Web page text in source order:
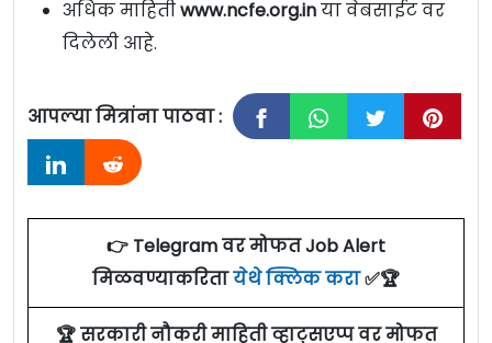
अधिक माहितीwww.ncfe.org.inया वेबसाईट वर
दिलेली आहे.
आपल्या मित्रांना पाठवा :
👉 Telegram वर मोफत Job Alert
मिळवण्याकरितायेथे क्लिक करा✅🏆
🏆 सरकारी नौकरी माहिती व्हाट्सएप्प वर मोफत